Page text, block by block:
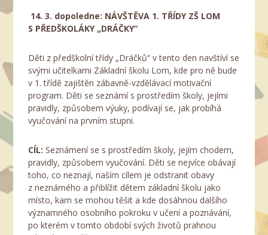
14.3. dopoledne: NÁVŠTĚVA 1. TŘÍDY ZŠ LOM
S PŘEDŠKOLÁKY „DRÁČKY“
Děti z předškolní třídy „Dráčků“ v tento den navštíví se
svými učitelkami Základní školu Lom, kde pro ně bude
v 1. třídě zajištěn zábavně-vzdělávací motivační
program. Děti se seznámí s prostředím školy, jejími
pravidly, způsobem výuky, podívají se, jak probíhá
vyučování na prvním stupni.
CÍL: Seznámení se s prostředím školy, jejím chodem,
pravidly, způsobem vyučování. Děti se nejvíce obávají
toho, co neznají, naším cílem je odstranit obavy
z neznámého a přiblížit dětem základní školu jako
místo, kam se mohou těšit a kde dosáhnou dalšího
významného osobního pokroku v učení a poznávání,
po kterém v tomto období svých životů prahnou